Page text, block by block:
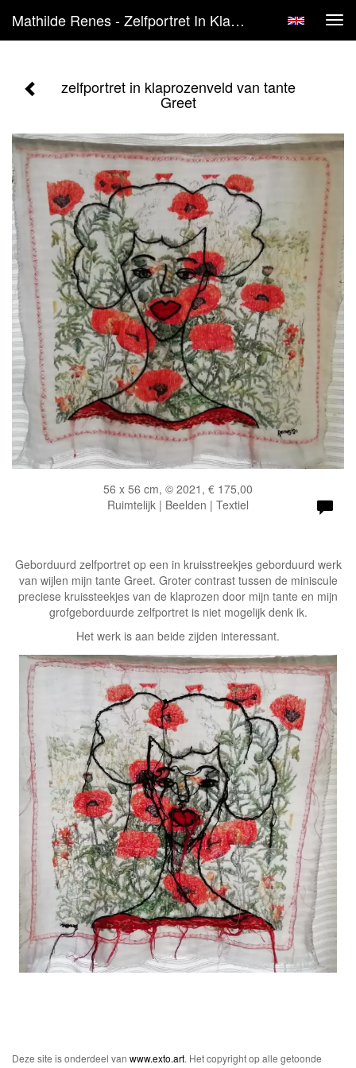
Mathilde Renes - Zelfportret In Klaprozenveld Van Tante Greet
zelfportret in klaprozenveld van tante
Greet
56 x 56 cm, © 2021, € 175,00
Ruimtelijk | Beelden | Textiel
Geborduurd zelfportret op een in kruisstreekjes geborduurd werk
van wijlen mijn tante Greet. Groter contrast tussen de miniscule
preciese kruissteekjes van de klaprozen door mijn tante en mijn
grofgeborduurde zelfportret is niet mogelijk denk ik.
Het werk is aan beide zijden interessant.
Deze site is onderdeel van www.exto.art. Het copyright op alle getoonde